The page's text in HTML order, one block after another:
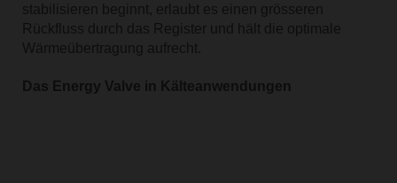
stabilisieren beginnt, erlaubt es einen grösseren
Rückfluss durch das Register und hält die optimale
Wärmeübertragung aufrecht.
Das Energy Valve in Kälteanwendungen